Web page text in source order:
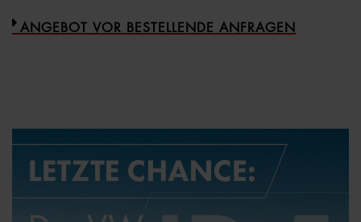
ANGEBOT VOR BESTELLENDE ANFRAGEN